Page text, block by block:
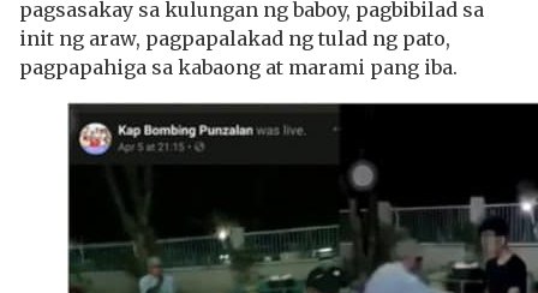
pagsasakay sa kulungan ng baboy, pagbibilad sa
init ng araw, pagpapalakad ng tulad ng pato,
pagpapahiga sa kabaong at marami pang iba.